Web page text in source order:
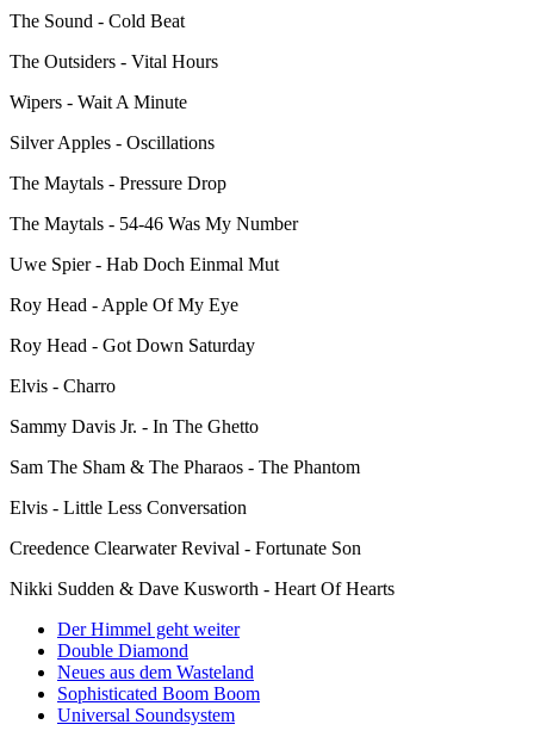
The Sound - Cold Beat
The Outsiders - Vital Hours
Wipers - Wait A Minute
Silver Apples - Oscillations
The Maytals - Pressure Drop
The Maytals - 54-46 Was My Number
Uwe Spier - Hab Doch Einmal Mut
Roy Head - Apple Of My Eye
Roy Head - Got Down Saturday
Elvis - Charro
Sammy Davis Jr. - In The Ghetto
Sam The Sham & The Pharaos - The Phantom
Elvis - Little Less Conversation
Creedence Clearwater Revival - Fortunate Son
Nikki Sudden & Dave Kusworth - Heart Of Hearts
Der Himmel geht weiter
Double Diamond
Neues aus dem Wasteland
Sophisticated Boom Boom
Universal Soundsystem